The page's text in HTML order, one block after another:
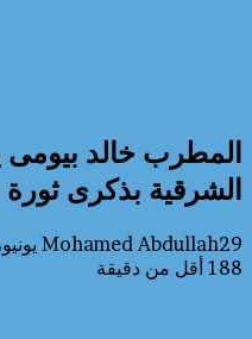
المطرب خالد
الشرقية بذكرى ثورة ٣٠ يونيه
Mohamed Abdullah29 يونيو، 2026
188 أقل من دقيقة